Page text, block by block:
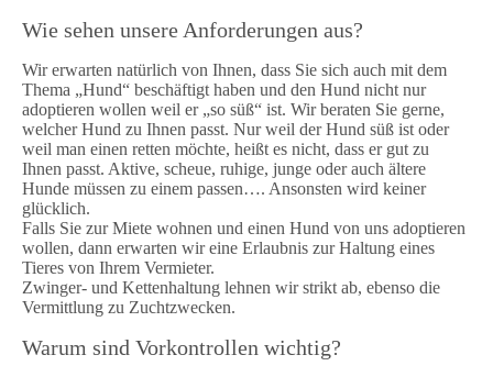
Wie sehen unsere Anforderungen aus?
Wir erwarten natürlich von Ihnen, dass Sie sich auch mit dem
Thema „Hund“ beschäftigt haben und den Hund nicht nur
adoptieren wollen weil er „so süß“ ist. Wir beraten Sie gerne,
welcher Hund zu Ihnen passt. Nur weil der Hund süß ist oder
weil man einen retten möchte, heißt es nicht, dass er gut zu
Ihnen passt. Aktive, scheue, ruhige, junge oder auch ältere
Hunde müssen zu einem passen…. Ansonsten wird keiner
glücklich.
Falls Sie zur Miete wohnen und einen Hund von uns adoptieren
wollen, dann erwarten wir eine Erlaubnis zur Haltung eines
Tieres von Ihrem Vermieter.
Zwinger- und Kettenhaltung lehnen wir strikt ab, ebenso die
Vermittlung zu Zuchtzwecken.
Warum sind Vorkontrollen wichtig?